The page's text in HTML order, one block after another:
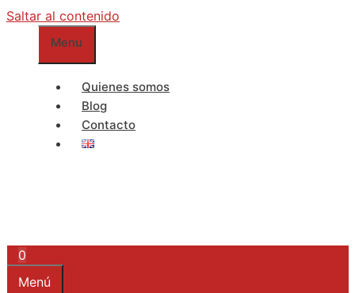
Saltar al contenido
Menu
Quienes somos
Blog
Contacto
0
Menú